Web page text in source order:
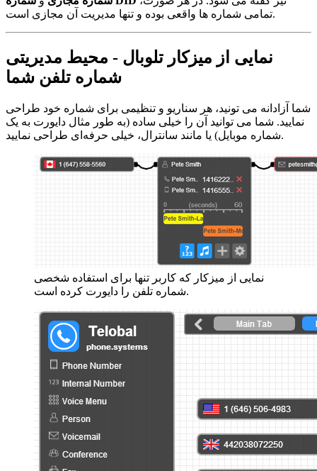
تمامی شماره ها واقعی بوده و تنها مدیریت آن مجازی است.
نمایی از میزکار تلوبال - محیط مدیریتی
شماره تلفن شما
شما آزادانه می تونید، هر سناریو و تنظیمی برای شماره خود طراحی
نمایید. شما می توانید آن را خیلی ساده (به طور مثال دایورت به یک
شماره موبایل) یا مانند سانترال، خیلی حرفه‌ای طراحی نمایید.
نمایی از میزکار که کاربر تنها برای استفاده شخصی
شماره تلفن را دایورت کرده است.